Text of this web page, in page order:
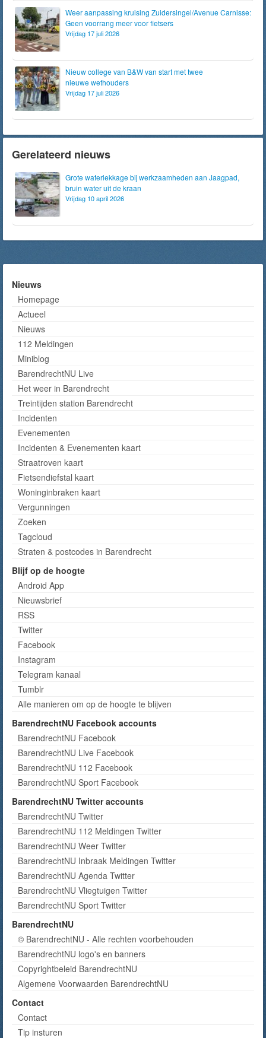
Weer aanpassing kruising Zuidersingel/Avenue Carnisse:
Geen voorrang meer voor fietsers
Vrijdag 17 juli 2026
Nieuw college van B&W van start met twee
nieuwe wethouders
Vrijdag 17 juli 2026
Gerelateerd nieuws
Grote waterlekkage bij werkzaamheden aan Jaagpad,
bruin water uit de kraan
Vrijdag 10 april 2026
Nieuws
Homepage
Actueel
Nieuws
112 Meldingen
Miniblog
BarendrechtNU Live
Het weer in Barendrecht
Treintijden station Barendrecht
Incidenten
Evenementen
Incidenten & Evenementen kaart
Straatroven kaart
Fietsendiefstal kaart
Woninginbraken kaart
Vergunningen
Zoeken
Tagcloud
Straten & postcodes in Barendrecht
Blijf op de hoogte
Android App
Nieuwsbrief
RSS
Twitter
Facebook
Instagram
Telegram kanaal
Tumblr
Alle manieren om op de hoogte te blijven
BarendrechtNU Facebook accounts
BarendrechtNU Facebook
BarendrechtNU Live Facebook
BarendrechtNU 112 Facebook
BarendrechtNU Sport Facebook
BarendrechtNU Twitter accounts
BarendrechtNU Twitter
BarendrechtNU 112 Meldingen Twitter
BarendrechtNU Weer Twitter
BarendrechtNU Inbraak Meldingen Twitter
BarendrechtNU Agenda Twitter
BarendrechtNU Vliegtuigen Twitter
BarendrechtNU Sport Twitter
BarendrechtNU
© BarendrechtNU - Alle rechten voorbehouden
BarendrechtNU logo's en banners
Copyrightbeleid BarendrechtNU
Algemene Voorwaarden BarendrechtNU
Contact
Contact
Tip insturen